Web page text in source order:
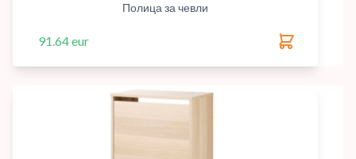
Полица за чевли
91.64 eur